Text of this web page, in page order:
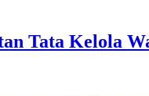
Tata Kelola